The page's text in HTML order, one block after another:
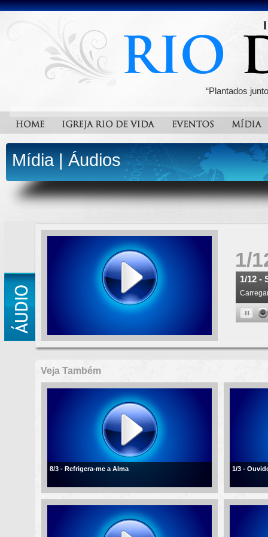
“Plantados
Mídia|Áudios
1/
Veja Também
8/3 - Refrigera-me a Alma 1/3 -